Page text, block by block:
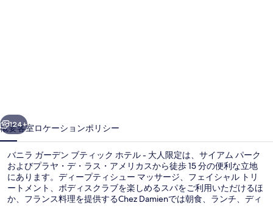
ブ
テ
ィ
ッ
ク
次へ
124+
概要客室ロケーションポリシー
バニラ ガーデン ブティック ホテル - 大人限定は、サイアム パーク
およびプラヤ・デ・ラス・アメリカスから徒歩 15 分の便利な立地
にあります。ディープティシュー マッサージ、フェイシャル トリ
ートメント、ボディスクラブを楽しめるスパをご利用いただけるほ
か、フランス料理を提供するChez Damienでは朝食、ランチ、ディ